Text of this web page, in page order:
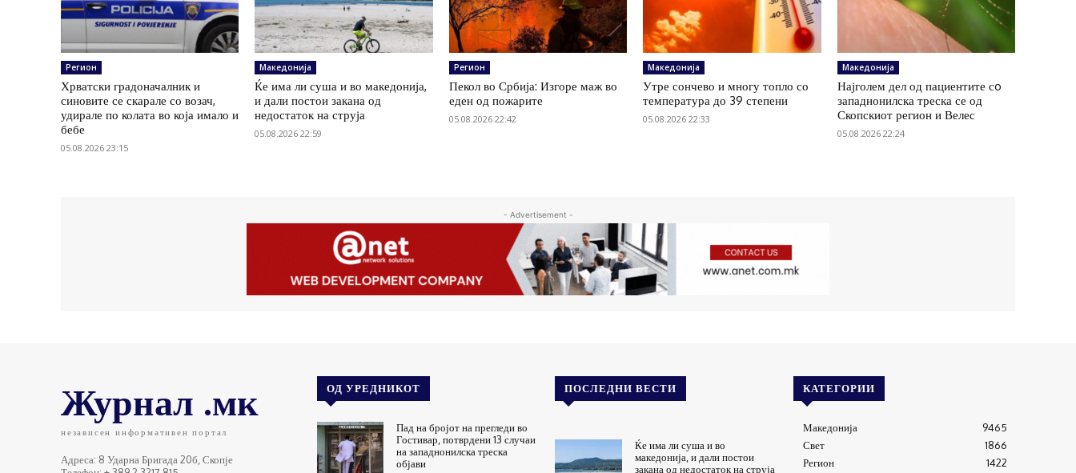
Регион
Хрватски градоначалник и
синовите се скарале со возач,
удирале по колата во која имало и
бебе
05.08.2026 23:15
Македонија
Ќе има ли суша и во македонија,
и дали постои закана од
недостаток на струја
05.08.2026 22:59
Регион
Пекол во Србија: Изгоре маж во
еден од пожарите
05.08.2026 22:42
Македонија
Утре сончево и многу топло со
температура до 39 степени
05.08.2026 22:33
Македонија
Најголем дел од пациентите сo
западнонилска треска се од
Скопскиот регион и Велес
05.08.2026 22:24
- Advertisement -
Журнал .мк
независен информативен портал
Адреса: 8 Ударна Бригада 20б, Скопје
ОД УРЕДНИКОТ
Пад на бројот на прегледи во
Гостивар, потврдени 13 случаи
на западнонилска треска
објави
ПОСЛЕДНИ ВЕСТИ
Ќе има ли суша и во
македонија, и дали постои
закана од недостаток на струја
КАТЕГОРИИ
Македонија
9465
Свет
1866
Регион
1422